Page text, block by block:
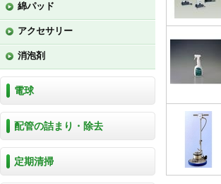
綿パッド
アクセサリー
消泡剤
電球
配管の詰まり・除去
定期清掃